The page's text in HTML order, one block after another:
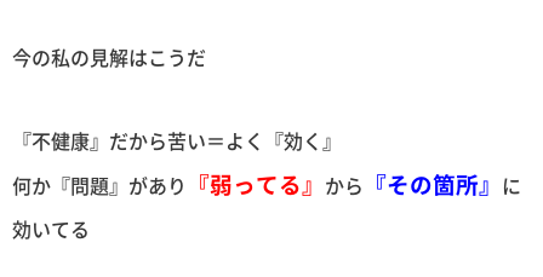
今の私の見解はこうだ
『不健康』だから苦い＝よく『効く』
何か『問題』があり 『弱ってる』 から 『その箇所』 に
効いてる